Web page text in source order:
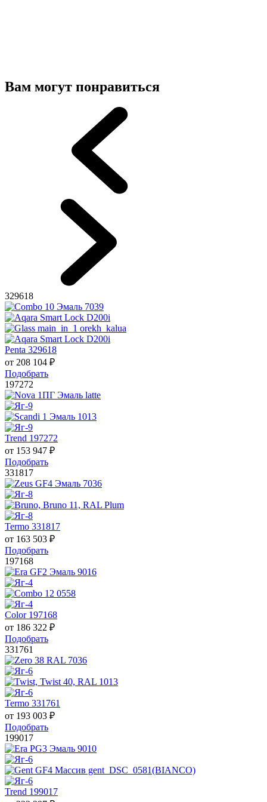
Вам могут понравиться
329618
Penta 329618
от 208 104 ₽
Подобрать
197272
Trend 197272
от 153 947 ₽
Подобрать
331817
Termo 331817
от 163 503 ₽
Подобрать
197168
Color 197168
от 186 322 ₽
Подобрать
331761
Termo 331761
от 193 003 ₽
Подобрать
199017
Trend 199017